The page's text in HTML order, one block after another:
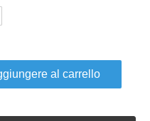
al carrello